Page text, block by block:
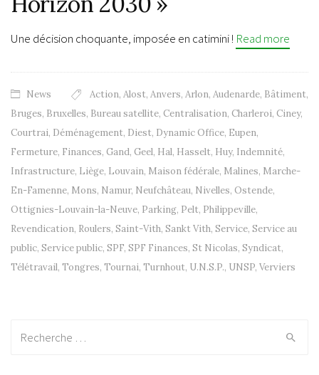
Une décision choquante, imposée en catimini ! Read more
News Action, Alost, Anvers, Arlon, Audenarde, Bâtiment,
Bruges, Bruxelles, Bureau satellite, Centralisation, Charleroi, Ciney,
Courtrai, Déménagement, Diest, Dynamic Office, Eupen,
Fermeture, Finances, Gand, Geel, Hal, Hasselt, Huy, Indemnité,
Infrastructure, Liège, Louvain, Maison fédérale, Malines, Marche-
En-Famenne, Mons, Namur, Neufchâteau, Nivelles, Ostende,
Ottignies-Louvain-la-Neuve, Parking, Pelt, Philippeville,
Revendication, Roulers, Saint-Vith, Sankt Vith, Service, Service au
public, Service public, SPF, SPF Finances, St Nicolas, Syndicat,
Télétravail, Tongres, Tournai, Turnhout, U.N.S.P., UNSP, Verviers